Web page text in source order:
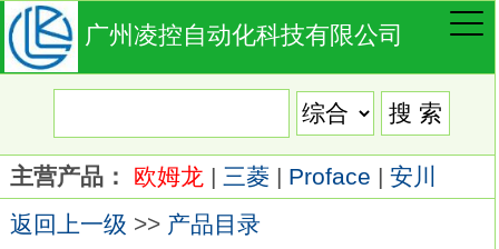
广州凌控自动化科技有限公司
主营产品： 欧姆龙 | 三菱 | Proface | 安川
返回上一级 >> 产品目录